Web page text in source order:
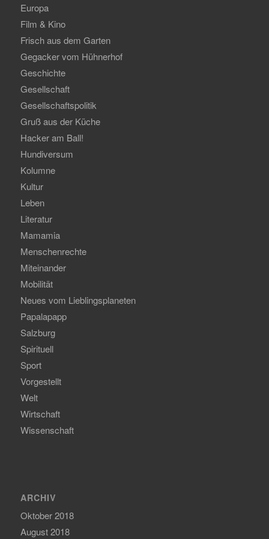
Europa
Film & Kino
Frisch aus dem Garten
Gegacker vom Hühnerhof
Geschichte
Gesellschaft
Gesellschaftspolitik
Gruß aus der Küche
Hacker am Ball!
Hundiversum
Kolumne
Kultur
Leben
Literatur
Mamamia
Menschenrechte
Miteinander
Mobilität
Neues vom Lieblingsplaneten
Papalapapp
Salzburg
Spirituell
Sport
Vorgestellt
Welt
Wirtschaft
Wissenschaft
ARCHIV
Oktober 2018
August 2018